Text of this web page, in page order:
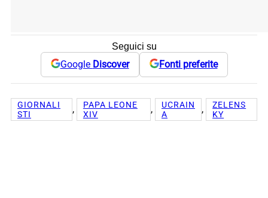
Seguici su
Google Discover Fonti preferite
GIORNALI
STI
,
PAPA LEONE
XIV
,
UCRAIN
A
,
ZELENS
KY